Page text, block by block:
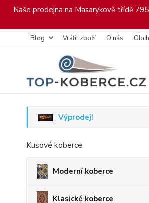
Naše prodejna na Masarykově třídě
Blog Vrátit zboží O nás
Výprodej!
Kusové koberce
Moderní koberce
Klasické koberce